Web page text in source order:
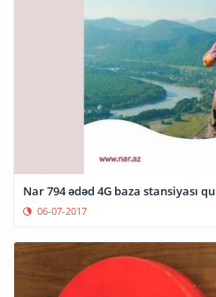
Nar 794 ədəd 4G baza stansiyası
06-07-2017